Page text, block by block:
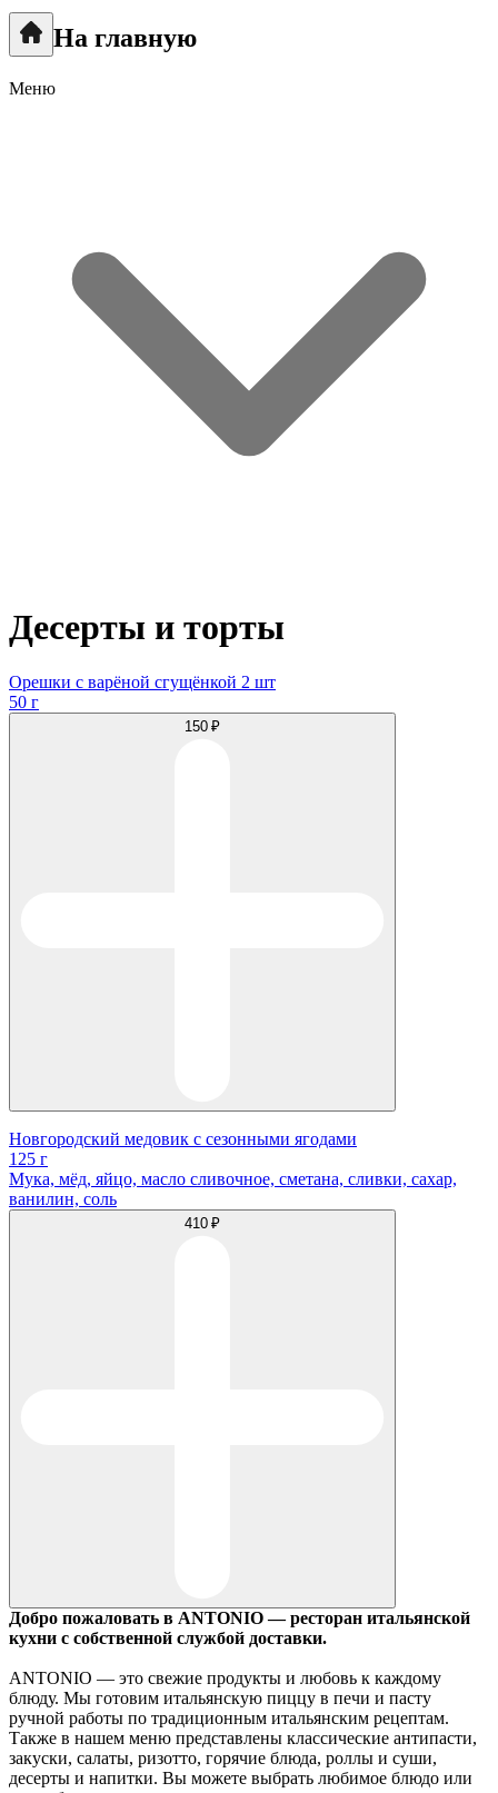
На главную
Меню
Десерты и торты
Орешки с варёной сгущёнкой 2 шт
50 г
150 ₽
Новгородский медовик с сезонными ягодами
125 г
Мука, мёд, яйцо, масло сливочное, сметана, сливки, сахар,
ванилин, соль
410 ₽
Добро пожаловать в ANTONIO — ресторан итальянской
кухни с собственной службой доставки.
ANTONIO — это свежие продукты и любовь к каждому
блюду. Мы готовим итальянскую пиццу в печи и пасту
ручной работы по традиционным итальянским рецептам.
Также в нашем меню представлены классические антипасти,
закуски, салаты, ризотто, горячие блюда, роллы и суши,
десерты и напитки. Вы можете выбрать любимое блюдо или